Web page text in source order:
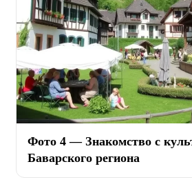
Фото 4 — Знакомство с
Баварского региона